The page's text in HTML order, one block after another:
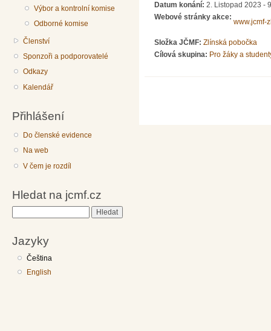
Výbor a kontrolní komise
Odborné komise
Členství
Sponzoři a podporovatelé
Odkazy
Kalendář
Přihlášení
Do členské evidence
Na web
V čem je rozdíl
Hledat na jcmf.cz
Jazyky
Čeština
English
Datum konání: 2. Listopad 2023 -
Webové stránky akce:
www.jcmf-
Složka JČMF: Zlínská pobočka
Cílová skupina: Pro žáky a